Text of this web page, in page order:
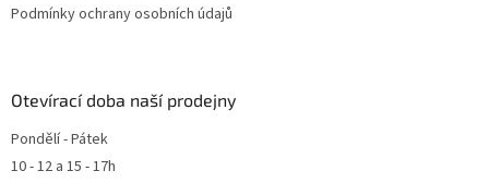
Podmínky ochrany osobních údajů
Otevírací doba naší prodejny
Pondělí - Pátek
10 - 12 a 15 - 17h